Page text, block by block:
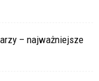
– najważniejsze